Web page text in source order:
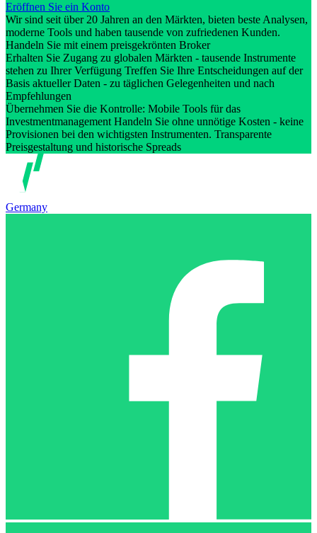
Eröffnen Sie ein Konto
Wir sind seit über 20 Jahren an den Märkten, bieten beste Analysen,
moderne Tools und haben tausende von zufriedenen Kunden.
Handeln Sie mit einem preisgekrönten Broker
Erhalten Sie Zugang zu globalen Märkten - tausende Instrumente
stehen zu Ihrer Verfügung Treffen Sie Ihre Entscheidungen auf der
Basis aktueller Daten - zu täglichen Gelegenheiten und nach
Empfehlungen
Übernehmen Sie die Kontrolle: Mobile Tools für das
Investmentmanagement Handeln Sie ohne unnötige Kosten - keine
Provisionen bei den wichtigsten Instrumenten. Transparente
Preisgestaltung und historische Spreads
Germany